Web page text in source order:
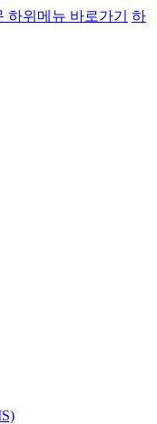
하위메뉴 바로가기
하